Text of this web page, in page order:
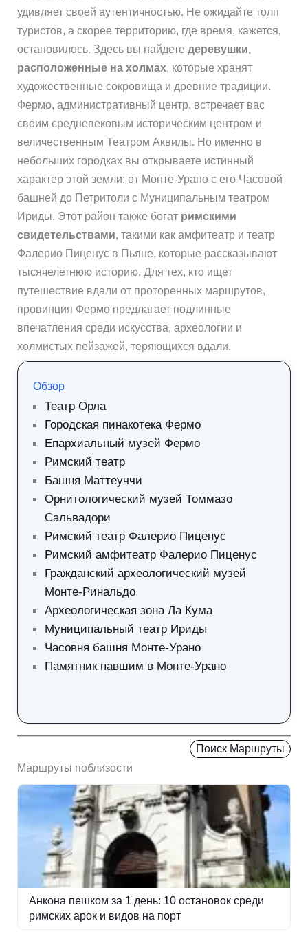
удивляет своей аутентичностью. Не ожидайте толп
туристов, а скорее территорию, где время, кажется,
остановилось. Здесь вы найдете деревушки,
расположенные на холмах, которые хранят
художественные сокровища и древние традиции.
Фермо, административный центр, встречает вас
своим средневековым историческим центром и
величественным Театром Аквилы. Но именно в
небольших городках вы открываете истинный
характер этой земли: от Монте-Урано с его Часовой
башней до Петритоли с Муниципальным театром
Ириды. Этот район также богат римскими
свидетельствами, такими как амфитеатр и театр
Фалерио Пиценус в Пьяне, которые рассказывают
тысячелетнюю историю. Для тех, кто ищет
путешествие вдали от проторенных маршрутов,
провинция Фермо предлагает подлинные
впечатления среди искусства, археологии и
холмистых пейзажей, теряющихся вдали.
Обзор
Театр Орла
Городская пинакотека Фермо
Епархиальный музей Фермо
Римский театр
Башня Маттеуччи
Орнитологический музей Томмазо
Сальвадори
Римский театр Фалерио Пиценус
Римский амфитеатр Фалерио Пиценус
Гражданский археологический музей
Монте-Ринальдо
Археологическая зона Ла Кума
Муниципальный театр Ириды
Часовня башня Монте-Урано
Памятник павшим в Монте-Урано
Маршруты поблизости
Поиск Маршруты
Анкона пешком за 1 день: 10 остановок среди
римских арок и видов на порт